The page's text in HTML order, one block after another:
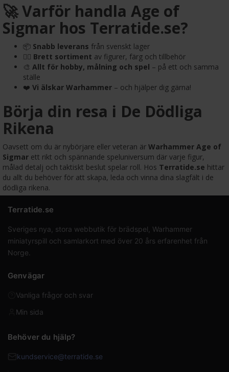
🚀 Varför handla Age of
Sigmar hos Terratide.se?
📦 Snabb leverans från svenskt lager
🧙‍♂️ Brett sortiment av figurer, färg och tillbehör
🎨 Allt för hobby, målning och spel – på ett och samma
ställe
❤️ Vi älskar Warhammer – och hjälper dig gärna!
Börja din resa i De Dödliga
Rikena
Oavsett om du är nybörjare eller veteran är Warhammer Age of
Sigmar ett rikt och spännande speluniversum där varje figur,
målad detalj och taktiskt beslut spelar roll. Hos Terratide.se hittar
du allt du behöver för att skapa, leda och vinna dina slagfält i de
dödliga rikena.
Terratide.se
Sveriges nya, stora webbutik för brädspel, Warhammer
miniatyrspill och samlarkort med över 20 års erfarenhet från
Norge.
Genvägar
Vanliga frågor och svar
Min sida
Behöver du hjälp?
kundservice@terratide.se